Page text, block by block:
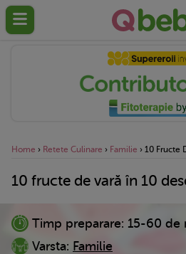
Home › Retete Culinare › Familie › 10 Fructe
10 fructe de vară în 10
Timp preparare: 15-60 de
Varsta: Familie